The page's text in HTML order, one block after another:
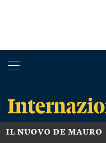
IL NUOVO DE MAURO